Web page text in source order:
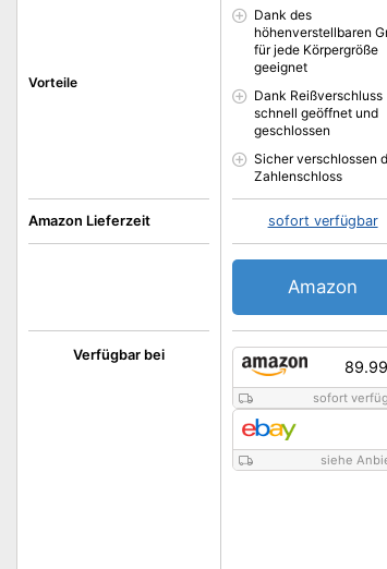
Verfügbar bei
Vorteile
Amazon Lieferzeit
sofort
siehe
Dank des
höhenverstellbaren
für jede Körpergröße
geeignet
Dank Reißverschluss
schnell geöffnet und
geschlossen
Sicher verschlossen
Zahlenschloss
sofort verfügbar
Amazon